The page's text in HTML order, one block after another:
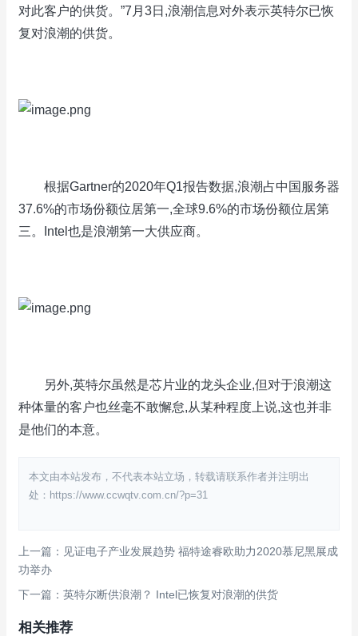
对此客户的供货。”7月3日,浪潮信息对外表示英特尔已恢
复对浪潮的供货。
根据Gartner的2020年Q1报告数据,浪潮占中国服务器
37.6%的市场份额位居第一,全球9.6%的市场份额位居第
三。Intel也是浪潮第一大供应商。
另外,英特尔虽然是芯片业的龙头企业,但对于浪潮这
种体量的客户也丝毫不敢懈怠,从某种程度上说,这也并非
是他们的本意。
本文由本站发布，不代表本站立场，转载请联系作者并注明出
处：https://www.ccwqtv.com.cn/?p=31
上一篇：见证电子产业发展趋势 福特途睿欧助力2020慕尼黑展成
功举办
下一篇：英特尔断供浪潮？ Intel已恢复对浪潮的供货
相关推荐